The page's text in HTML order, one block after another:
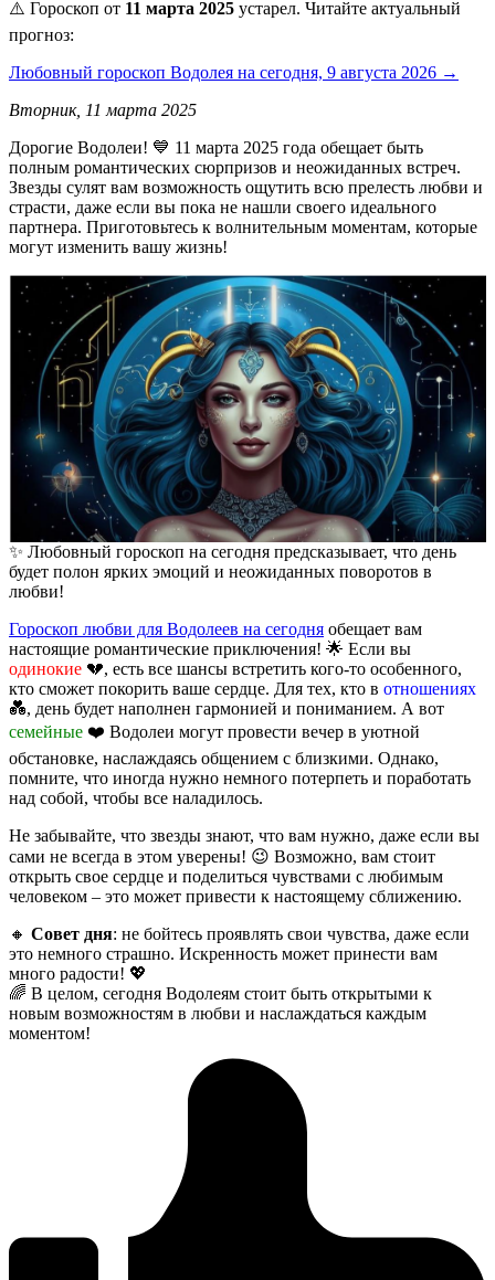
⚠️ Гороскоп от 11 марта 2025 устарел. Читайте актуальный
прогноз:
Любовный гороскоп Водолея на сегодня, 9 августа 2026 →
Вторник, 11 марта 2025
Дорогие Водолеи! 💙 11 марта 2025 года обещает быть
полным романтических сюрпризов и неожиданных встреч.
Звезды сулят вам возможность ощутить всю прелесть любви и
страсти, даже если вы пока не нашли своего идеального
партнера. Приготовьтесь к волнительным моментам, которые
могут изменить вашу жизнь!
✨ Любовный гороскоп на сегодня предсказывает, что день
будет полон ярких эмоций и неожиданных поворотов в
любви!
Гороскоп любви для Водолеев на сегодня обещает вам
настоящие романтические приключения! 🌟 Если вы
одинокие 💔, есть все шансы встретить кого-то особенного,
кто сможет покорить ваше сердце. Для тех, кто в отношениях
💑, день будет наполнен гармонией и пониманием. А вот
семейные ❤️ Водолеи могут провести вечер в уютной
обстановке, наслаждаясь общением с близкими. Однако,
помните, что иногда нужно немного потерпеть и поработать
над собой, чтобы все наладилось.
Не забывайте, что звезды знают, что вам нужно, даже если вы
сами не всегда в этом уверены! 😉 Возможно, вам стоит
открыть свое сердце и поделиться чувствами с любимым
человеком – это может привести к настоящему сближению.
🔸 Совет дня: не бойтесь проявлять свои чувства, даже если
это немного страшно. Искренность может принести вам
много радости! 💖
🌈 В целом, сегодня Водолеям стоит быть открытыми к
новым возможностям в любви и наслаждаться каждым
моментом!